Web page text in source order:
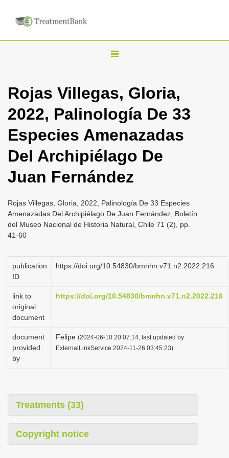
T
g
l
n
a
v
i
a
t
o
n
Rojas Villegas, Gloria,
2022, Palinología De 33
Especies Amenazadas
Del Archipiélago De
Juan Fernández
Rojas Villegas, Gloria, 2022, Palinología De 33 Especies
Amenazadas Del Archipiélago De Juan Fernández, Boletín
del Museo Nacional de Historia Natural, Chile 71 (2), pp.
41-60
publication
ID
https://doi.org/10.54830/bmnhn.v71.n2.2022.216
link to
original
document
https://doi.org/10.54830/bmnhn.v71.n2.2022.216
document
provided
by
Felipe (2024-06-10 20:07:14, last updated by
ExternalLinkService 2024-11-26 03:45:23)
Treatments (33)
Copyright notice